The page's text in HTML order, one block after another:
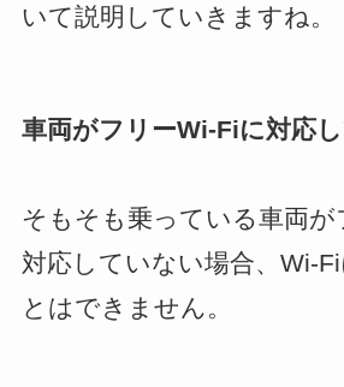
いて説明していきますね。
車両がフリーWi-Fiに対応
そもそも乗っている車両が
対応していない場合、Wi-
とはできません。